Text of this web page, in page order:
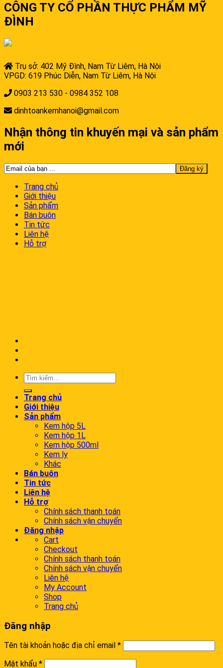
CÔNG TY CỔ PHẦN THỰC PHẨM MỸ
ĐÌNH
Trụ sở: 402 Mỹ Đình, Nam Từ Liêm, Hà Nội
VPGD: 619 Phúc Diễn, Nam Từ Liêm, Hà Nội
0903 213 530 - 0984 352 108
dinhtoankemhanoi@gmail.com
Nhận thông tin khuyến mại và sản phẩm
mới
Trang chủ
Giới thiệu
Sản phẩm
Bán buôn
Tin tức
Liên hệ
Hỗ trợ
Trang chủ
Giới thiệu
Sản phẩm
Kem hộp 5L
Kem hộp 1L
Kem hộp 500ml
Kem ly
Khác
Bán buôn
Tin tức
Liên hệ
Hỗ trợ
Chính sách thanh toán
Chính sách vận chuyển
Đăng nhập
Cart
Checkout
Chính sách thanh toán
Chính sách vận chuyển
Liên hệ
My Account
Shop
Trang chủ
Đăng nhập
Tên tài khoản hoặc địa chỉ email *
Mật khẩu *